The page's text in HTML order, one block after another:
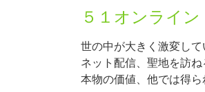
５１オンライ
世の中が大きく激変し
ネット配信、聖地を訪
本物の価値、他では得